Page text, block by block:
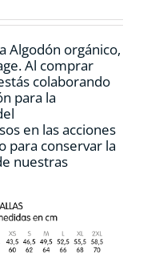
en
página
de
producto
Algodón orgánico,
Al comprar
colaborando
para la
en las acciones
para conservar la
nuestras